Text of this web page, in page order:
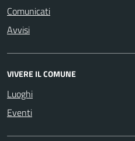
Comunicati
Avvisi
VIVERE IL COMUNE
Luoghi
Eventi